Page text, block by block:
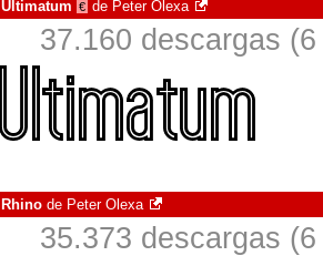
Ultimatum € de Peter Olexa
37.160 descargas
Rhino de Peter Olexa
35.373 descargas